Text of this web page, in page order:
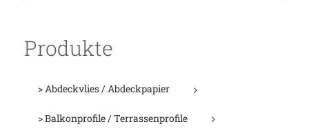
Produkte
> Abdeckvlies / Abdeckpapier
> Balkonprofile / Terrassenprofile